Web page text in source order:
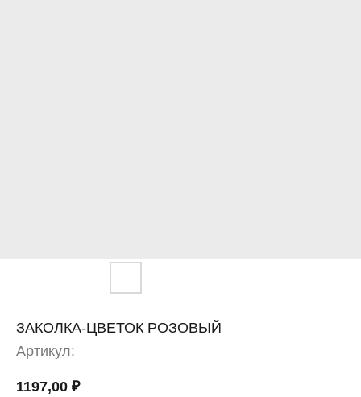
ЗАКОЛКА-ЦВЕТОК РОЗОВЫЙ
Артикул:
1197,00 ₽